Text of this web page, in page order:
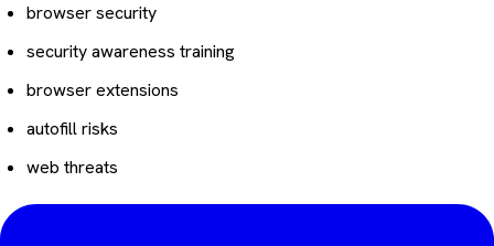
browser security
security awareness training
browser extensions
autofill risks
web threats